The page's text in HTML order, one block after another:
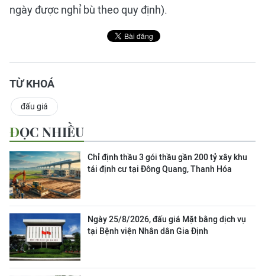
ngày được nghỉ bù theo quy định).
TỪ KHOÁ
đấu giá
ĐỌC NHIỀU
Chỉ định thầu 3 gói thầu gần 200 tỷ xây khu
tái định cư tại Đông Quang, Thanh Hóa
Ngày 25/8/2026, đấu giá Mặt bằng dịch vụ
tại Bệnh viện Nhân dân Gia Định